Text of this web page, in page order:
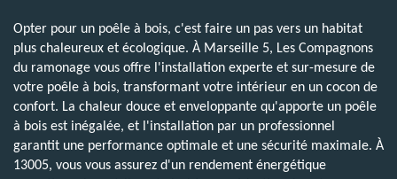
Opter pour un poêle à bois, c'est faire un pas vers un habitat
plus chaleureux et écologique. À Marseille 5, Les Compagnons
du ramonage vous offre l'installation experte et sur-mesure de
votre poêle à bois, transformant votre intérieur en un cocon de
confort. La chaleur douce et enveloppante qu'apporte un poêle
à bois est inégalée, et l'installation par un professionnel
garantit une performance optimale et une sécurité maximale. À
13005, vous vous assurez d'un rendement énergétique